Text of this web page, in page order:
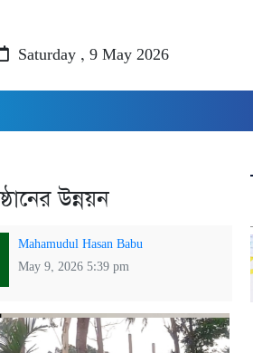
Saturday , 9 May 2026
উন্নয়ন
Mahamudul Hasan Babu
May 9, 2026 5:39 pm